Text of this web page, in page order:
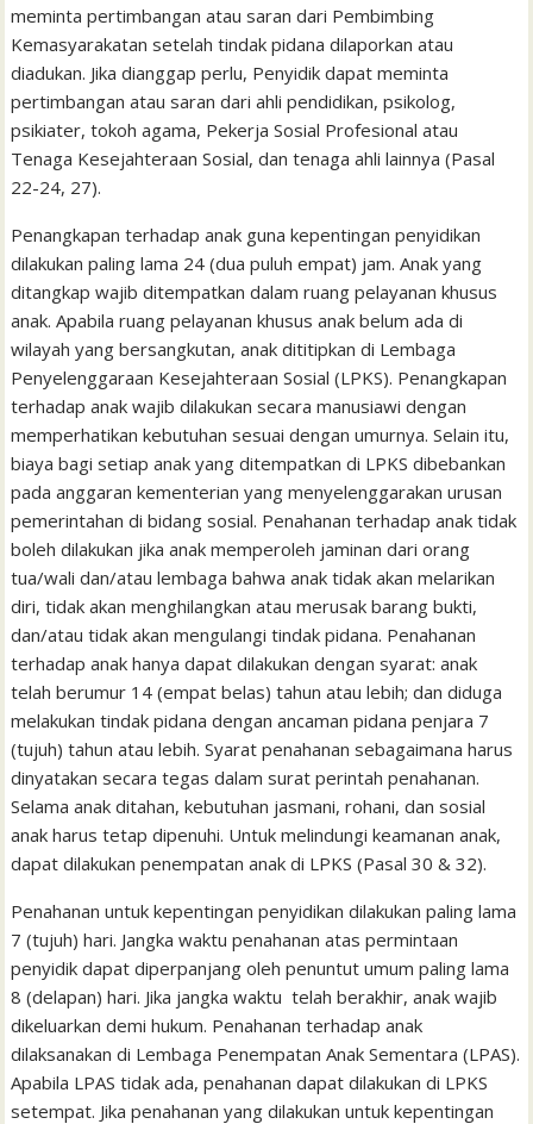
meminta pertimbangan atau saran dari Pembimbing
Kemasyarakatan setelah tindak pidana dilaporkan atau
diadukan. Jika dianggap perlu, Penyidik dapat meminta
pertimbangan atau saran dari ahli pendidikan, psikolog,
psikiater, tokoh agama, Pekerja Sosial Profesional atau
Tenaga Kesejahteraan Sosial, dan tenaga ahli lainnya (Pasal
22-24, 27).
Penangkapan terhadap anak guna kepentingan penyidikan
dilakukan paling lama 24 (dua puluh empat) jam. Anak yang
ditangkap wajib ditempatkan dalam ruang pelayanan khusus
anak. Apabila ruang pelayanan khusus anak belum ada di
wilayah yang bersangkutan, anak dititipkan di Lembaga
Penyelenggaraan Kesejahteraan Sosial (LPKS). Penangkapan
terhadap anak wajib dilakukan secara manusiawi dengan
memperhatikan kebutuhan sesuai dengan umurnya. Selain itu,
biaya bagi setiap anak yang ditempatkan di LPKS dibebankan
pada anggaran kementerian yang menyelenggarakan urusan
pemerintahan di bidang sosial. Penahanan terhadap anak tidak
boleh dilakukan jika anak memperoleh jaminan dari orang
tua/wali dan/atau lembaga bahwa anak tidak akan melarikan
diri, tidak akan menghilangkan atau merusak barang bukti,
dan/atau tidak akan mengulangi tindak pidana. Penahanan
terhadap anak hanya dapat dilakukan dengan syarat: anak
telah berumur 14 (empat belas) tahun atau lebih; dan diduga
melakukan tindak pidana dengan ancaman pidana penjara 7
(tujuh) tahun atau lebih. Syarat penahanan sebagaimana harus
dinyatakan secara tegas dalam surat perintah penahanan.
Selama anak ditahan, kebutuhan jasmani, rohani, dan sosial
anak harus tetap dipenuhi. Untuk melindungi keamanan anak,
dapat dilakukan penempatan anak di LPKS (Pasal 30 & 32).
Penahanan untuk kepentingan penyidikan dilakukan paling lama
7 (tujuh) hari. Jangka waktu penahanan atas permintaan
penyidik dapat diperpanjang oleh penuntut umum paling lama
8 (delapan) hari. Jika jangka waktu telah berakhir, anak wajib
dikeluarkan demi hukum. Penahanan terhadap anak
dilaksanakan di Lembaga Penempatan Anak Sementara (LPAS).
Apabila LPAS tidak ada, penahanan dapat dilakukan di LPKS
setempat. Jika penahanan yang dilakukan untuk kepentingan